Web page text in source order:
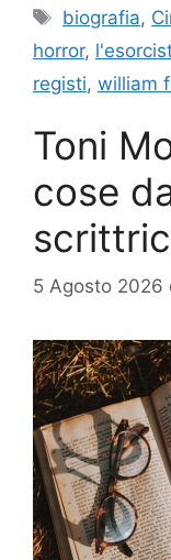
Tag
biografia,
horror,
registi, william
Toni
cose
5 Agosto 2026